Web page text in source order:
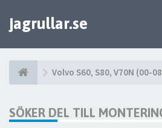
jagrullar.se
Volvo S60, S80, V70N (00-08), XC70
SÖKER DEL TILL